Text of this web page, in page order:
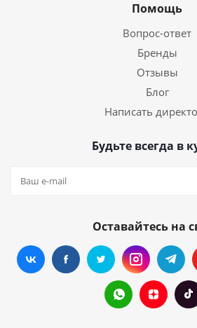
Помощь
Вопрос-ответ
Бренды
Отзывы
Блог
Написать
Будьте всегда в
Оставайтесь на